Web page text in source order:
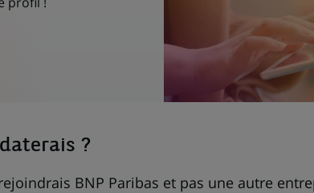
?
BNP Paribas et pas une autre